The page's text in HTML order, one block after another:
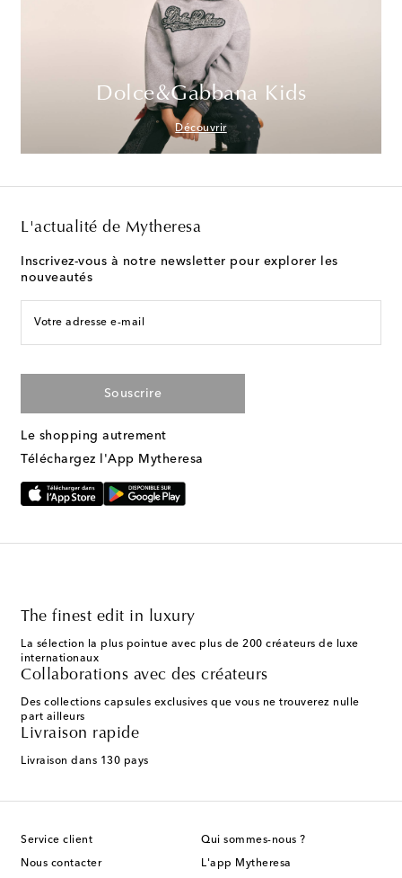
Dolce&Gabbana Kids
Découvrir
L'actualité de Mytheresa
Inscrivez-vous à notre newsletter pour explorer les
nouveautés
Votre adresse e-mail
Souscrire
Le shopping autrement
Téléchargez l'App Mytheresa
The finest edit in luxury
La sélection la plus pointue avec plus de 200 créateurs de luxe
internationaux
Collaborations avec des créateurs
Des collections capsules exclusives que vous ne trouverez nulle
part ailleurs
Livraison rapide
Livraison dans 130 pays
Service client
Nous contacter
Qui sommes-nous ?
L'app Mytheresa